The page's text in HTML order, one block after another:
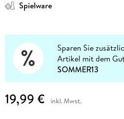
Spielware
Sparen Sie
Artikel mit dem
SOMMER13
19,99 € inkl. Mwst.